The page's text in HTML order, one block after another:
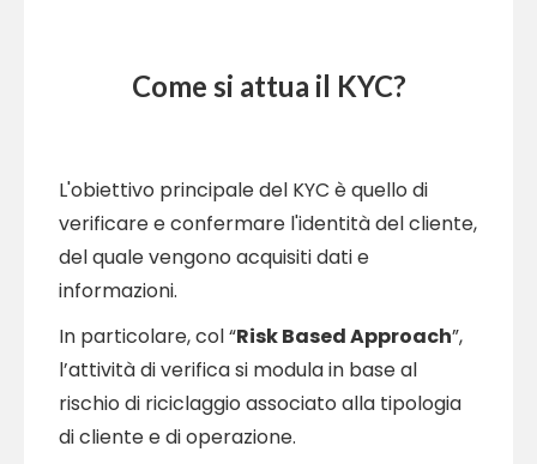
Come si attua il KYC?
L'obiettivo principale del KYC è quello di
verificare e confermare l'identità del cliente,
del quale vengono acquisiti dati e
informazioni.
In particolare, col “Risk Based Approach”,
l’attività di verifica si modula in base al
rischio di riciclaggio associato alla tipologia
di cliente e di operazione.